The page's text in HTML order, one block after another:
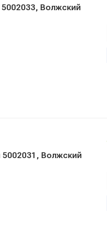
Волжский
Волжский